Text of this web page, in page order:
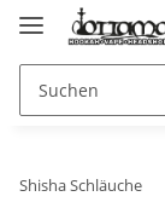
Shisha Schläuche